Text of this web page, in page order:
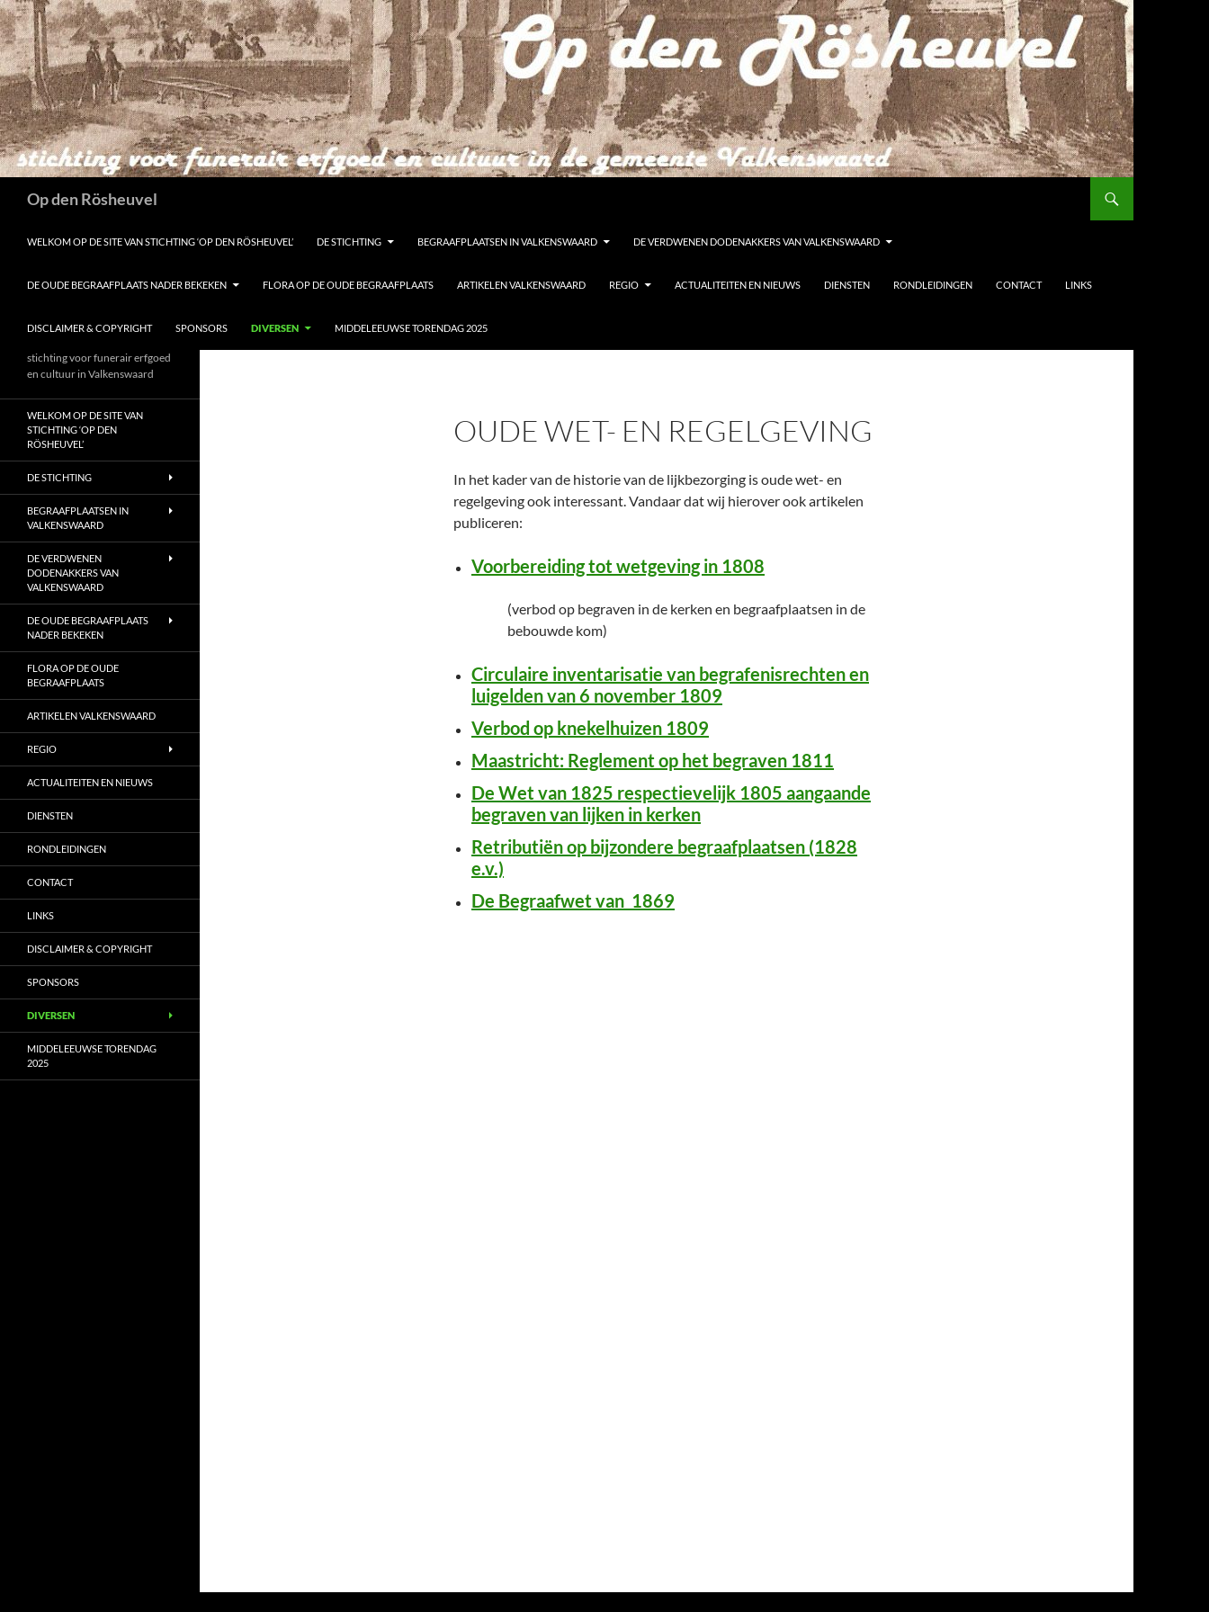
Ga
naar
de
inhoud
Op den Rösheuvel
WELKOM OP DE SITE VAN STICHTING ‘OP DEN RÖSHEUVEL’ DE STICHTING BEGRAAFPLAATSEN IN VALKENSWAARD DE VERDWENEN DODENAKKERS VAN VALKENSWAARD
DE OUDE BEGRAAFPLAATS NADER BEKEKEN FLORA OP DE OUDE BEGRAAFPLAATS ARTIKELEN VALKENSWAARD REGIO ACTUALITEITEN EN NIEUWS DIENSTEN RONDLEIDINGEN CONTACT LINKS
DISCLAIMER & COPYRIGHT SPONSORS DIVERSEN MIDDELEEUWSE TORENDAG 2025
OUDE WET- EN REGELGEVING
In het kader van de historie van de lijkbezorging is oude wet- en
regelgeving ook interessant. Vandaar dat wij hierover ook artikelen
publiceren:
Voorbereiding tot wetgeving in 1808
(verbod op begraven in de kerken en begraafplaatsen in de
bebouwde kom)
Circulaire inventarisatie van begrafenisrechten en
luigelden van 6 november 1809
Verbod op knekelhuizen 1809
Maastricht: Reglement op het begraven 1811
De Wet van 1825 respectievelijk 1805 aangaande
begraven van lijken in kerken
Retributiën op bijzondere begraafplaatsen (1828
e.v.)
De Begraafwet van 1869
stichting voor funerair erfgoed
en cultuur in Valkenswaard
WELKOM OP DE SITE VAN
STICHTING ‘OP DEN
RÖSHEUVEL’
DE STICHTING
BEGRAAFPLAATSEN IN
VALKENSWAARD
DE VERDWENEN
DODENAKKERS VAN
VALKENSWAARD
DE OUDE BEGRAAFPLAATS
NADER BEKEKEN
FLORA OP DE OUDE
BEGRAAFPLAATS
ARTIKELEN VALKENSWAARD
REGIO
ACTUALITEITEN EN NIEUWS
DIENSTEN
RONDLEIDINGEN
CONTACT
LINKS
DISCLAIMER & COPYRIGHT
SPONSORS
DIVERSEN
MIDDELEEUWSE TORENDAG
2025